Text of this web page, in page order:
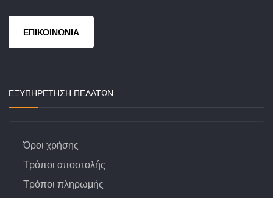
ΕΠΙΚΟΙΝΩΝΙΑ
ΕΞΥΠΗΡΕΤΗΣΗ ΠΕΛΑΤΩΝ
Όροι χρήσης
Τρόποι αποστολής
Τρόποι πληρωμής